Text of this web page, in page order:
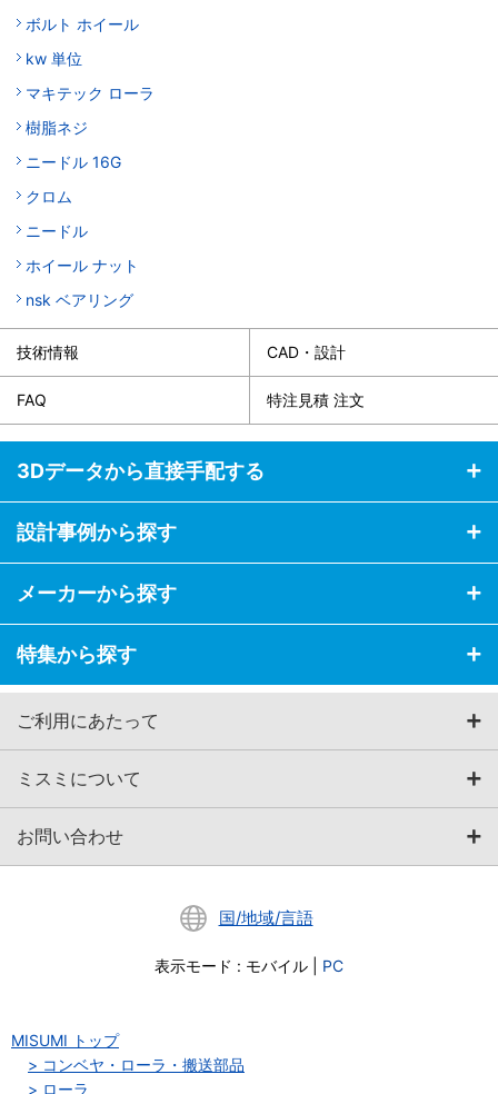
ボルト ホイール
kw 単位
マキテック ローラ
樹脂ネジ
ニードル 16G
クロム
ニードル
ホイール ナット
nsk ベアリング
技術情報 CAD・設計
FAQ 特注見積 注文
3Dデータから直接手配する
設計事例から探す
メーカーから探す
特集から探す
ご利用にあたって
ミスミについて
お問い合わせ
国/地域/言語
表示モード : モバイル PC
MISUMI トップ
コンベヤ・ローラ・搬送部品
ローラ